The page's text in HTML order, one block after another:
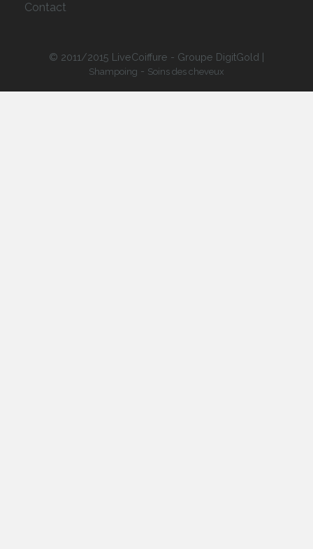
Contact
© 2011/2015 LiveCoiffure - Groupe DigitGold |
Shampoing - Soins des cheveux